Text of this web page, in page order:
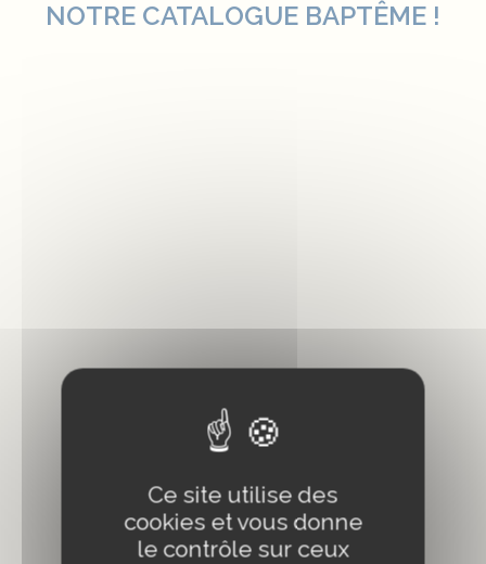
NOTRE CATALOGUE BAPTÊME !
Ce site utilise des
cookies et vous donne
le contrôle sur ceux